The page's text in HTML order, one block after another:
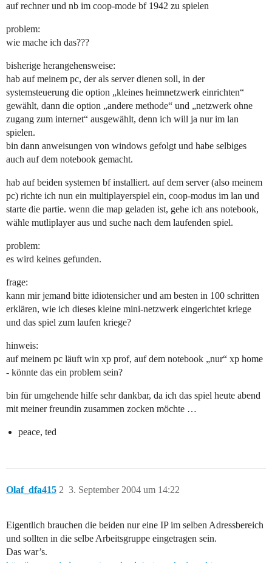
auf rechner und nb im coop-mode bf 1942 zu spielen
problem:
wie mache ich das???
bisherige herangehensweise:
hab auf meinem pc, der als server dienen soll, in der
systemsteuerung die option „kleines heimnetzwerk einrichten“
gewählt, dann die option „andere methode“ und „netzwerk ohne
zugang zum internet“ ausgewählt, denn ich will ja nur im lan
spielen.
bin dann anweisungen von windows gefolgt und habe selbiges
auch auf dem notebook gemacht.
hab auf beiden systemen bf installiert. auf dem server (also meinem
pc) richte ich nun ein multiplayerspiel ein, coop-modus im lan und
starte die partie. wenn die map geladen ist, gehe ich ans notebook,
wähle mutliplayer aus und suche nach dem laufenden spiel.
problem:
es wird keines gefunden.
frage:
kann mir jemand bitte idiotensicher und am besten in 100 schritten
erklären, wie ich dieses kleine mini-netzwerk eingerichtet kriege
und das spiel zum laufen kriege?
hinweis:
auf meinem pc läuft win xp prof, auf dem notebook „nur“ xp home
- könnte das ein problem sein?
bin für umgehende hilfe sehr dankbar, da ich das spiel heute abend
mit meiner freundin zusammen zocken möchte …
peace, ted
Olaf_dfa415 3. September 2004 um 14:22
2
Eigentlich brauchen die beiden nur eine IP im selben Adressbereich
und sollten in die selbe Arbeitsgruppe eingetragen sein.
Das war’s.